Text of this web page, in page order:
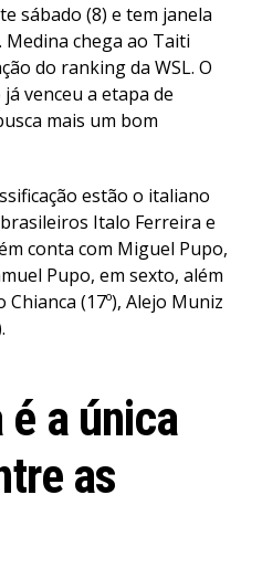
sábado (8) e tem janela
chega ao Taiti
do ranking da WSL. O
venceu a etapa de
mais um bom
estão o italiano
Italo Ferreira e
conta com Miguel Pupo,
Pupo, em sexto, além
Chianca (17º), Alejo Muniz
a única
as